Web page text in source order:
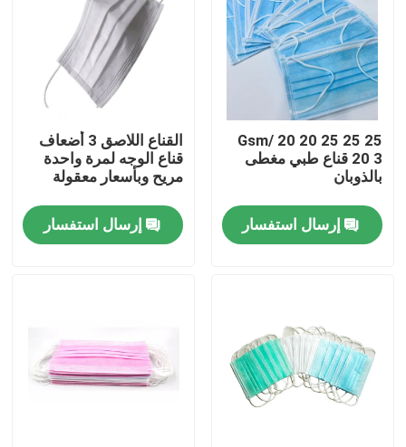
مسكن
منتجات
مراقبة الجودة
25 25 25 Gsm/ 20 20
20 3 قناع طبي مغطى
بالذوبان
إرسال استفسار
القناع اللاصق 3 أضعاف
قناع الوجه لمرة واحدة
مريح وبأسعار معقولة
إرسال استفسار